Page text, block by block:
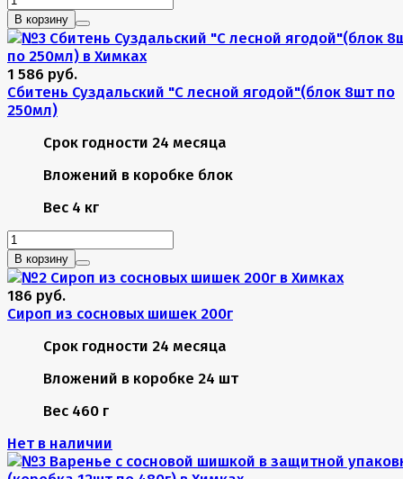
В корзину
1 586 руб.
Сбитень Суздальский "С лесной ягодой"(блок 8шт по
250мл)
Срок годности 24 месяца
Вложений в коробке блок
Вес 4 кг
В корзину
186 руб.
Сироп из сосновых шишек 200г
Срок годности 24 месяца
Вложений в коробке 24 шт
Вес 460 г
Нет в наличии